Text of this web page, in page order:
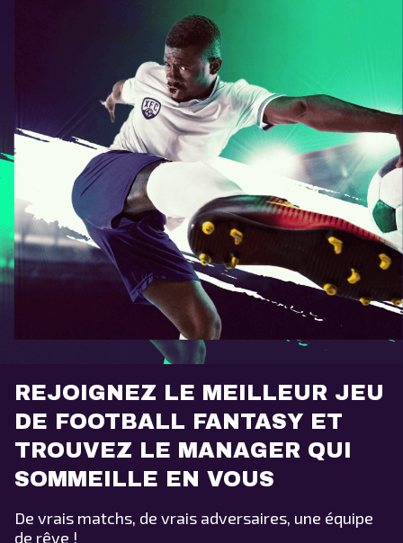
REJOIGNEZ LE MEILLEUR JEU
DE FOOTBALL FANTASY ET
TROUVEZ LE MANAGER QUI
SOMMEILLE EN VOUS
De vrais matchs, de vrais adversaires, une équipe
de rêve !